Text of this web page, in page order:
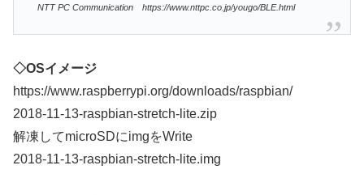
NTT PC Communication https://www.nttpc.co.jp/yougo/BLE.html
◇OSイメージ
https://www.raspberrypi.org/downloads/raspbian/
2018-11-13-raspbian-stretch-lite.zip
解凍してmicroSDにimgをWrite
2018-11-13-raspbian-stretch-lite.img